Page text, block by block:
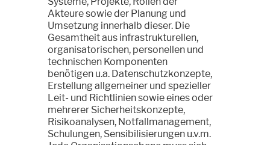
Akteure sowie der Planung und
Umsetzung innerhalb dieser. Die
Gesamtheit aus infrastrukturellen,
organisatorischen, personellen und
technischen Komponenten
benötigen u.a. Datenschutzkonzepte,
Erstellung allgemeiner und spezieller
Leit- und Richtlinien sowie eines oder
mehrerer Sicherheitskonzepte,
Risikoanalysen, Notfallmanagement,
Schulungen, Sensibilisierungen u.v.m.